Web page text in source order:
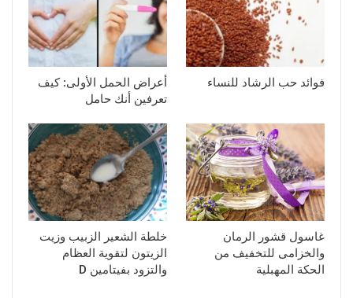
فوائد حب الرشاد للنساء
أعراض الحمل الأولى: كيف
تعرفين أنك حامل
غاسول قشور الرمان
والخزامى للتخفيف من
الحكة المهبلية
خلطة الشعير الزبيب وزيت
الزيتون لتقوية العظام
والتزود بفيتامين D